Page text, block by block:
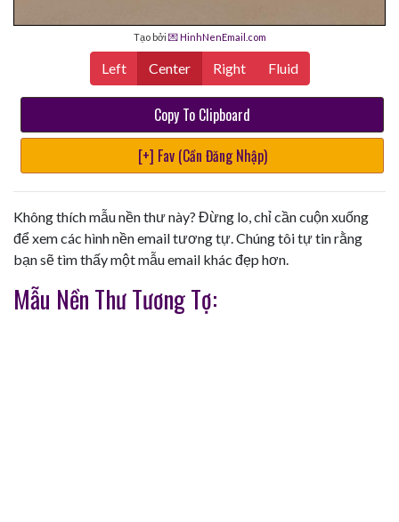
Tạo bởi 💌 HinhNenEmail.com
Left Center Right Fluid
Copy To Clipboard
[+] Fav (Cần Đăng Nhập)
Không thích mẫu nền thư này? Đừng lo, chỉ cần cuộn xuống
để xem các hình nền email tương tự. Chúng tôi tự tin rằng
bạn sẽ tìm thấy một mẫu email khác đẹp hơn.
Mẫu Nền Thư Tương Tợ: